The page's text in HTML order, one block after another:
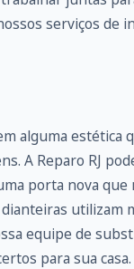
serviços de
alguma
A Reparo RJ
porta nova que
utilizam
equipe de
para sua casa.